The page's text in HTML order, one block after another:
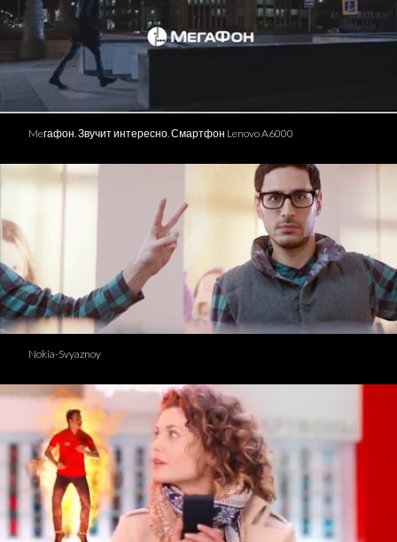
Meгафон. Звучит интересно. Смартфон Lenovo A6000
Nokia-Svyaznoy